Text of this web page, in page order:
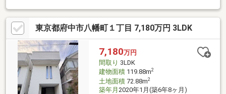
東京都府中市八幡町１丁目 7,180万円 3LDK
7,180万円
間取り 3LDK
建物面積119.88m2
土地面積72.88m2
築年月 2020年1月(築6年8ヶ月)